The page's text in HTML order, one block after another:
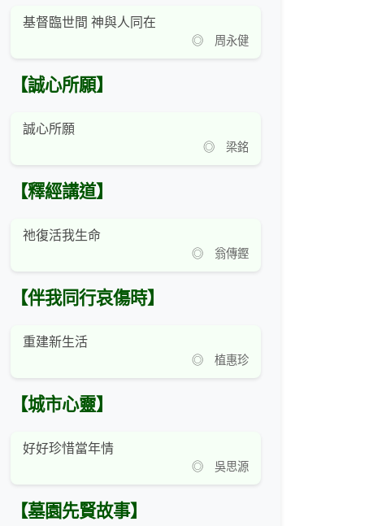
基督臨世間 神與人同在
◎ 周永健
【誠心所願】
誠心所願
◎ 梁銘
【釋經講道】
祂復活我生命
◎ 翁傳鏗
【伴我同行哀傷時】
重建新生活
◎ 植惠珍
【城市心靈】
好好珍惜當年情
◎ 吳思源
【墓園先賢故事】